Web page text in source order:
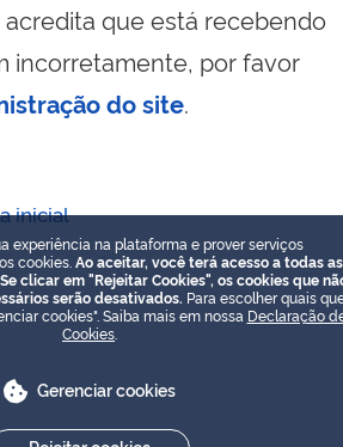
acredita que está recebendo
incorretamente, por favor
do site.
inicial
experiência na plataforma e prover serviços
cookies. Ao aceitar, você terá acesso a todas as
clicar em "Rejeitar Cookies", os cookies que
serão desativados. Para escolher quais
cookies". Saiba mais em nossa Declaração
Cookies
Gerenciar cookies